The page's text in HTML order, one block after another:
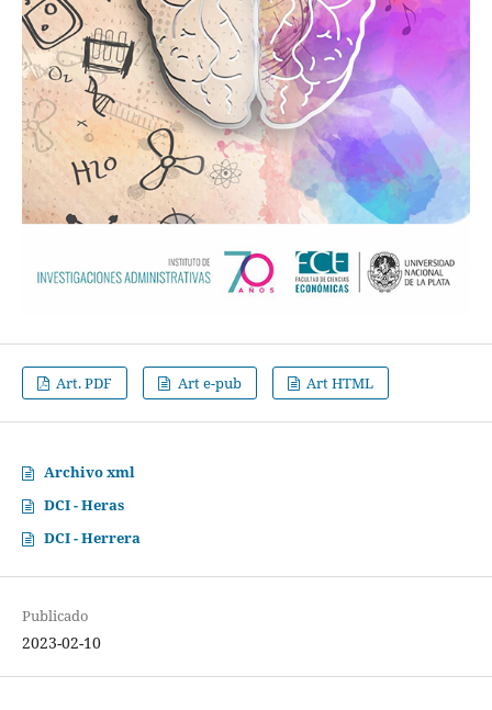
Art. PDF Art e-pub Art HTML
Archivo xml
DCI - Heras
DCI - Herrera
Publicado
2023-02-10